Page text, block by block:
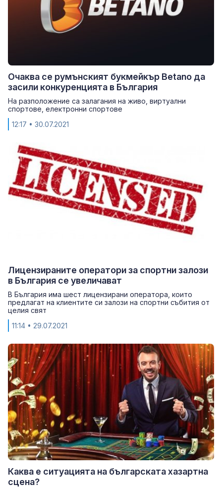
Очаква се румънският букмейкър Betano да
засили конкуренцията в България
На разположение са залагания на живо, виртуални
спортове, електронни спортове
12:17 • 30.07.2021
Лицензираните оператори за спортни залози
в България се увеличават
В България има шест лицензирани оператора, които
предлагат на клиентите си залози на спортни събития от
целия свят
11:14 • 29.07.2021
Каква е ситуацията на българската хазартна
сцена?